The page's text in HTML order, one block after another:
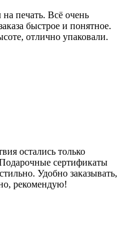
на печать. Всё очень
быстрое и понятное.
отлично упаковали.
остались только
сертификаты
Удобно заказывать,
рекомендую!